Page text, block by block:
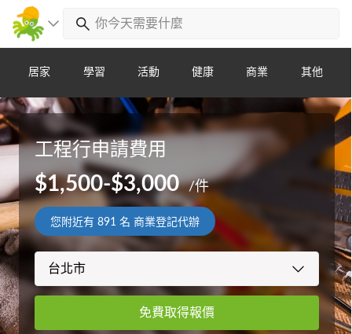
居家 學習 活動 健康 商業 其他
工程行申請費用
$1,500-$3,000 /件
您附近有891 名 商業登記代辦
免費取得報價